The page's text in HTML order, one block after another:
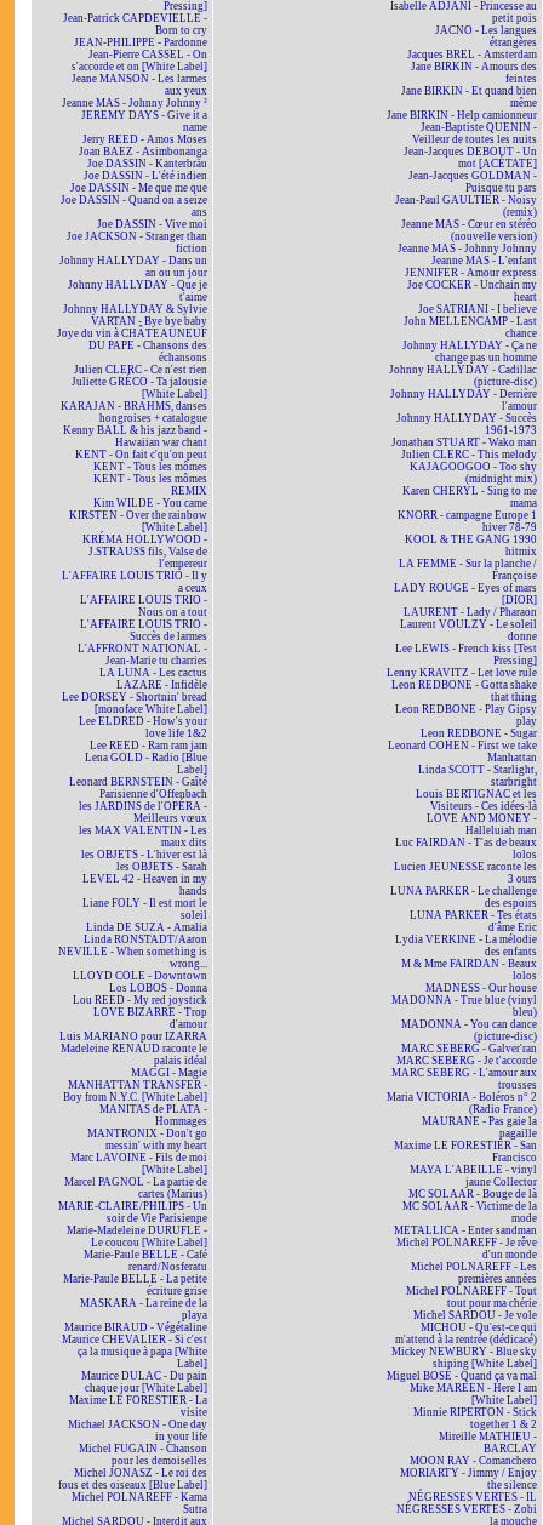
Pressing]
Jean-Patrick CAPDEVIELLE -
Born to cry
JEAN-PHILIPPE - Pardonne
Jean-Pierre CASSEL - On
s'accorde et on [White Label]
Jeane MANSON - Les larmes
aux yeux
Jeanne MAS - Johnny Johnny ²
JEREMY DAYS - Give it a
name
Jerry REED - Amos Moses
Joan BAEZ - Asimbonanga
Joe DASSIN - Kanterbräu
Joe DASSIN - L'été indien
Joe DASSIN - Me que me que
Joe DASSIN - Quand on a seize
ans
Joe DASSIN - Vive moi
Joe JACKSON - Stranger than
fiction
Johnny HALLYDAY - Dans un
an ou un jour
Johnny HALLYDAY - Que je
t'aime
Johnny HALLYDAY & Sylvie
VARTAN - Bye bye baby
Joye du vin à CHÂTEAUNEUF
DU PAPE - Chansons des
échansons
Julien CLERC - Ce n'est rien
Juliette GRÉCO - Ta jalousie
[White Label]
KARAJAN - BRAHMS, danses
hongroises + catalogue
Kenny BALL & his jazz band -
Hawaiian war chant
KENT - On fait c'qu'on peut
KENT - Tous les mômes
KENT - Tous les mômes
REMIX
Kim WILDE - You came
KIRSTEN - Over the rainbow
[White Label]
KRÉMA HOLLYWOOD -
J.STRAUSS fils, Valse de
l'empereur
L'AFFAIRE LOUIS TRIO - Il y
a ceux
L'AFFAIRE LOUIS TRIO -
Nous on a tout
L'AFFAIRE LOUIS TRIO -
Succès de larmes
L'AFFRONT NATIONAL -
Jean-Marie tu charries
LA LUNA - Les cactus
LAZARE - Infidèle
Lee DORSEY - Shortnin' bread
[monoface White Label]
Lee ELDRED - How's your
love life 1&2
Lee REED - Ram ram jam
Lena GOLD - Radio [Blue
Label]
Leonard BERNSTEIN - Gaîté
Parisienne d'Offenbach
les JARDINS de l'OPÉRA -
Meilleurs vœux
les MAX VALENTIN - Les
maux dits
les OBJETS - L'hiver est là
les OBJETS - Sarah
LEVEL 42 - Heaven in my
hands
Liane FOLY - Il est mort le
soleil
Linda DE SUZA - Amalia
Linda RONSTADT/Aaron
NEVILLE - When something is
wrong...
LLOYD COLE - Downtown
Los LOBOS - Donna
Lou REED - My red joystick
LOVE BIZARRE - Trop
d'amour
Luis MARIANO pour IZARRA
Madeleine RENAUD raconte le
palais idéal
MAGGI - Magie
MANHATTAN TRANSFER -
Boy from N.Y.C. [White Label]
MANITAS de PLATA -
Hommages
MANTRONIX - Don't go
messin' with my heart
Marc LAVOINE - Fils de moi
[White Label]
Marcel PAGNOL - La partie de
cartes (Marius)
MARIE-CLAIRE/PHILIPS - Un
soir de Vie Parisienne
Marie-Madeleine DURUFLÉ -
Le coucou [White Label]
Marie-Paule BELLE - Café
renard/Nosferatu
Marie-Paule BELLE - La petite
écriture grise
MASKARA - La reine de la
playa
Maurice BIRAUD - Végétaline
Maurice CHEVALIER - Si c'est
ça la musique à papa [White
Label]
Maurice DULAC - Du pain
chaque jour [White Label]
Maxime LE FORESTIER - La
visite
Michael JACKSON - One day
in your life
Michel FUGAIN - Chanson
pour les demoiselles
Michel JONASZ - Le roi des
fous et des oiseaux [Blue Label]
Michel POLNAREFF - Kama
Sutra
Michel SARDOU - Interdit aux
Isabelle ADJANI - Princesse au
petit pois
JACNO - Les langues
étrangères
Jacques BREL - Amsterdam
Jane BIRKIN - Amours des
feintes
Jane BIRKIN - Et quand bien
même
Jane BIRKIN - Help camionneur
Jean-Baptiste QUENIN -
Veilleur de toutes les nuits
Jean-Jacques DEBOUT - Un
mot [ACÉTATE]
Jean-Jacques GOLDMAN -
Puisque tu pars
Jean-Paul GAULTIER - Noisy
(remix)
Jeanne MAS - Cœur en stéréo
(nouvelle version)
Jeanne MAS - Johnny Johnny
Jeanne MAS - L'enfant
JENNIFER - Amour express
Joe COCKER - Unchain my
heart
Joe SATRIANI - I believe
John MELLENCAMP - Last
chance
Johnny HALLYDAY - Ça ne
change pas un homme
Johnny HALLYDAY - Cadillac
(picture-disc)
Johnny HALLYDAY - Derrière
l'amour
Johnny HALLYDAY - Succès
1961-1973
Jonathan STUART - Wako man
Julien CLERC - This melody
KAJAGOOGOO - Too shy
(midnight mix)
Karen CHERYL - Sing to me
mama
KNORR - campagne Europe 1
hiver 78-79
KOOL & THE GANG 1990
hitmix
LA FEMME - Sur la planche /
Françoise
LADY ROUGE - Eyes of mars
[DIOR]
LAURENT - Lady / Pharaon
Laurent VOULZY - Le soleil
donne
Lee LEWIS - French kiss [Test
Pressing]
Lenny KRAVITZ - Let love rule
Leon REDBONE - Gotta shake
that thing
Leon REDBONE - Play Gipsy
play
Leon REDBONE - Sugar
Leonard COHEN - First we take
Manhattan
Linda SCOTT - Starlight,
starbright
Louis BERTIGNAC et les
Visiteurs - Ces idées-là
LOVE AND MONEY -
Halleluiah man
Luc FAIRDAN - T'as de beaux
lolos
Lucien JEUNESSE raconte les
3 ours
LUNA PARKER - Le challenge
des espoirs
LUNA PARKER - Tes états
d'âme Eric
Lydia VERKINE - La mélodie
des enfants
M & Mme FAIRDAN - Beaux
lolos
MADNESS - Our house
MADONNA - True blue (vinyl
bleu)
MADONNA - You can dance
(picture-disc)
MARC SEBERG - Galver'ran
MARC SEBERG - Je t'accorde
MARC SEBERG - L'amour aux
trousses
Maria VICTORIA - Boléros n° 2
(Radio France)
MAURANE - Pas gaie la
pagaille
Maxime LE FORESTIER - San
Francisco
MAYA L'ABEILLE - vinyl
jaune Collector
MC SOLAAR - Bouge de là
MC SOLAAR - Victime de la
mode
METALLICA - Enter sandman
Michel POLNAREFF - Je rêve
d'un monde
Michel POLNAREFF - Les
premières années
Michel POLNAREFF - Tout
tout pour ma chérie
Michel SARDOU - Je vole
MICHOU - Qu'est-ce qui
m'attend à la rentrée (dédicacé)
Mickey NEWBURY - Blue sky
shining [White Label]
Miguel BOSÉ - Quand ça va mal
Mike MAREEN - Here I am
[White Label]
Minnie RIPERTON - Stick
together 1 & 2
Mireille MATHIEU -
BARCLAY
MOON RAY - Comanchero
MORIARTY - Jimmy / Enjoy
the silence
NÉGRESSES VERTES - IL
NÉGRESSES VERTES - Zobi
la mouche